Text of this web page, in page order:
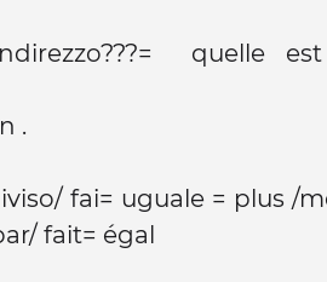
quelle
.
fai= uguale = plus /
fait= égal